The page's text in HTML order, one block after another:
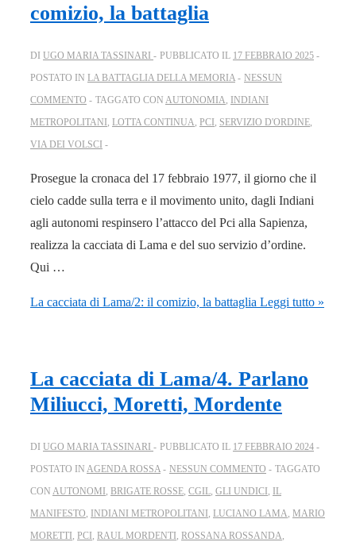
comizio, la battaglia
DI UGO MARIA TASSINARI PUBBLICATO IL 17 FEBBRAIO 2025
POSTATO IN LA BATTAGLIA DELLA MEMORIA
NESSUN
COMMENTO
TAGGATO CON AUTONOMIA INDIANI
METROPOLITANI LOTTA CONTINUA PCI SERVIZIO D'ORDINE
VIA DEI VOLSCI
Prosegue la cronaca del 17 febbraio 1977, il giorno che il
cielo cadde sulla terra e il movimento unito, dagli Indiani
agli autonomi respinsero l’attacco del Pci alla Sapienza,
realizza la cacciata di Lama e del suo servizio d’ordine.
Qui …
La cacciata di Lama/2: il comizio, la battaglia Leggi tutto »
La cacciata di Lama/4. Parlano
Miliucci, Moretti, Mordente
DI UGO MARIA TASSINARI PUBBLICATO IL 17 FEBBRAIO 2024
POSTATO IN AGENDA ROSSA NESSUN COMMENTO
TAGGATO
CON AUTONOMI BRIGATE ROSSE CGIL GLI UNDICI IL
MANIFESTO INDIANI METROPOLITANI LUCIANO LAMA MARIO
MORETTI PCI RAUL MORDENTI ROSSANA ROSSANDA